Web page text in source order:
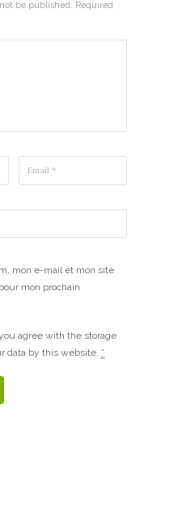
be published. Required
mon e-mail et mon site
mon prochain
agree with the storage
data by this website. *